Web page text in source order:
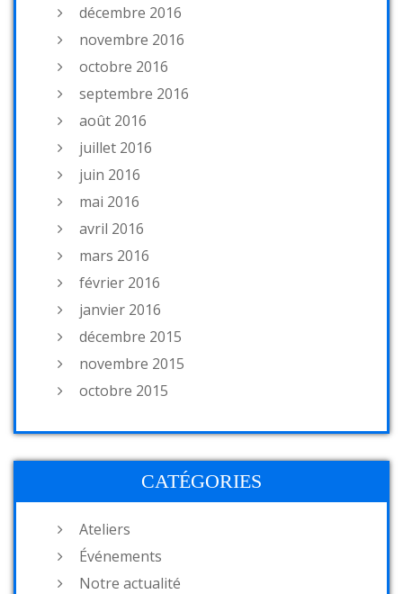
décembre 2016
novembre 2016
octobre 2016
septembre 2016
août 2016
juillet 2016
juin 2016
mai 2016
avril 2016
mars 2016
février 2016
janvier 2016
décembre 2015
novembre 2015
octobre 2015
CATÉGORIES
Ateliers
Événements
Notre actualité